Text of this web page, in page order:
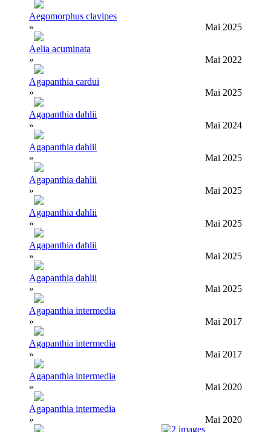
Aegomorphus clavipes
»
Mai 2025
Aelia acuminata
»
Mai 2022
Agapanthia cardui
»
Mai 2025
Agapanthia dahlii
»
Mai 2024
Agapanthia dahlii
»
Mai 2025
Agapanthia dahlii
»
Mai 2025
Agapanthia dahlii
»
Mai 2025
Agapanthia dahlii
»
Mai 2025
Agapanthia dahlii
»
Mai 2025
Agapanthia intermedia
»
Mai 2017
Agapanthia intermedia
»
Mai 2017
Agapanthia intermedia
»
Mai 2020
Agapanthia intermedia
»
Mai 2020